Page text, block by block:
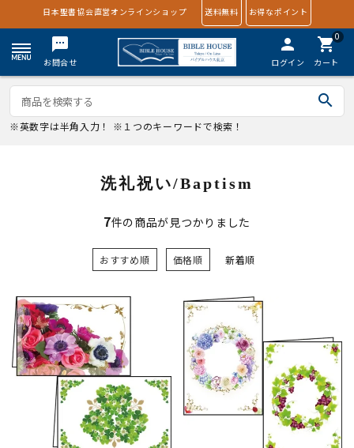
日本聖書協会直営オンラインショップ 送料無料 お得なポイント
textsms
お問合せ
person
ログイン
0
shopping_cart
カート
search
※英数字は半角入力！ ※１つのキーワードで検索！
洗礼祝い/Baptism
7件の商品が見つかりました
おすすめ順 価格順 新着順